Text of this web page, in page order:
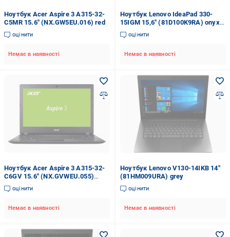
Ноутбук Acer Aspire 3 A315-32-
C5MR 15.6" (NX.GW5EU.016) red
оцінити
Немає в наявності
Ноутбук Lenovo IdeaPad 330-
15IGM 15,6" (81D100K9RA) onyx
black
оцінити
Немає в наявності
Ноутбук Acer Aspire 3 A315-32-
C6GV 15.6" (NX.GVWEU.055)
black
оцінити
Немає в наявності
Ноутбук Lenovo V130-14IKB 14"
(81HM009URA) grey
оцінити
Немає в наявності